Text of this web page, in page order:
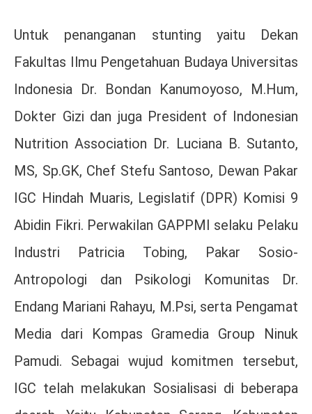
Untuk penanganan stunting yaitu Dekan
Fakultas Ilmu Pengetahuan Budaya Universitas
Indonesia Dr. Bondan Kanumoyoso, M.Hum,
Dokter Gizi dan juga President of Indonesian
Nutrition Association Dr. Luciana B. Sutanto,
MS, Sp.GK, Chef Stefu Santoso, Dewan Pakar
IGC Hindah Muaris, Legislatif (DPR) Komisi 9
Abidin Fikri. Perwakilan GAPPMI selaku Pelaku
Industri Patricia Tobing, Pakar Sosio-
Antropologi dan Psikologi Komunitas Dr.
Endang Mariani Rahayu, M.Psi, serta Pengamat
Media dari Kompas Gramedia Group Ninuk
Pamudi. Sebagai wujud komitmen tersebut,
IGC telah melakukan Sosialisasi di beberapa